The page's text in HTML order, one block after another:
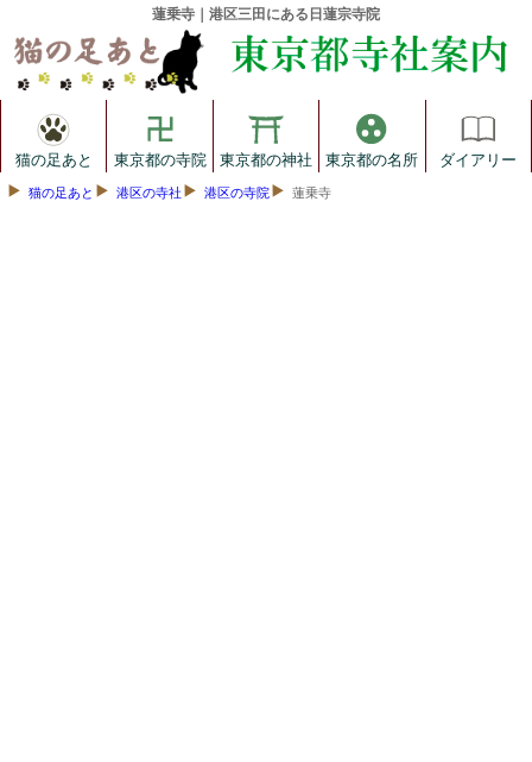
蓮乗寺｜港区三田にある日蓮宗寺院
猫の足あと 東京都の寺院 東京都の神社 東京都の名所 ダイアリー
猫の足あと 港区の寺社 港区の寺院 蓮乗寺